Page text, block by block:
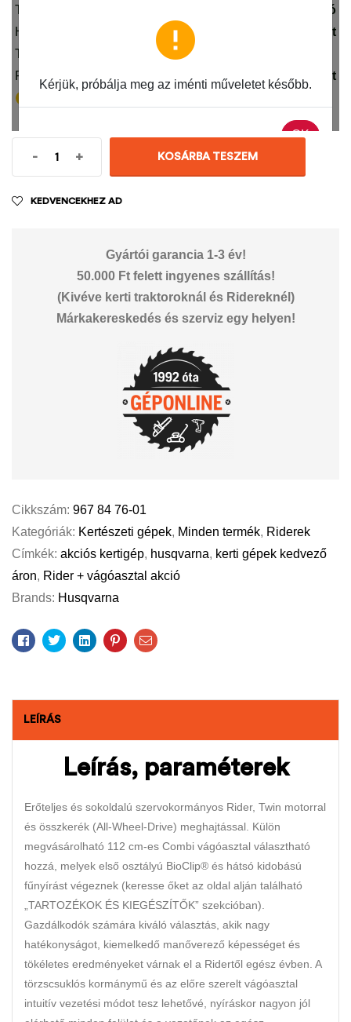
- + KOSÁRBA TESZEM
KEDVENCEKHEZ AD
Gyártói garancia 1-3 év!
50.000 Ft felett ingyenes szállítás!
(Kivéve kerti traktoroknál és Ridereknél)
Márkakereskedés és szerviz egy helyen!
Cikkszám: 967 84 76-01
Kategóriák: Kertészeti gépek, Minden termék, Riderek
Címkék: akciós kertigép, husqvarna, kerti gépek kedvező
áron, Rider + vágóasztal akció
Brands: Husqvarna
Facebook
TwitterLinkedinPinterestEmail
LEÍRÁS
Leírás, paraméterek
Erőteljes és sokoldalú szervokormányos Rider, Twin motorral
és összkerék (All-Wheel-Drive) meghajtással. Külön
megvásárolható 112 cm-es Combi vágóasztal választható
hozzá, melyek első osztályú BioClip® és hátsó kidobású
fűnyírást végeznek (keresse őket az oldal alján található
„TARTOZÉKOK ÉS KIEGÉSZÍTŐK” szekcióban).
Gazdálkodók számára kiváló választás, akik nagy
hatékonyságot, kiemelkedő manőverező képességet és
tökéletes eredményeket várnak el a Ridertől egész évben. A
törzscsuklós kormánymű és az előre szerelt vágóasztal
intuitív vezetési módot tesz lehetővé, nyíráskor nagyon jól